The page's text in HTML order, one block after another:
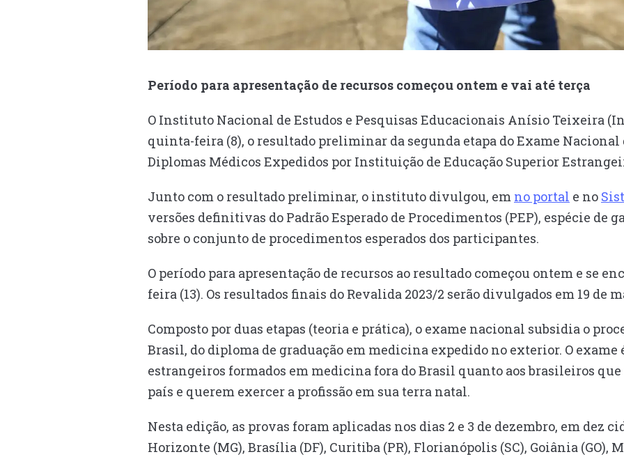
Período para apresentação de recursos começou ontem e vai até terça
O Instituto Nacional de Estudos e Pesquisas Educacionais Anísio Teixeira
quinta-feira (8), o resultado preliminar da segunda etapa do Exame Nacional
Diplomas Médicos Expedidos por Instituição de Educação Superior
Junto com o resultado preliminar, o instituto divulgou, em no portal e no
versões definitivas do Padrão Esperado de Procedimentos (PEP), espécie de
sobre o conjunto de procedimentos esperados dos participantes.
O período para apresentação de recursos ao resultado começou ontem e se
feira (13). Os resultados finais do Revalida 2023/2 serão divulgados em 19 de
Composto por duas etapas (teoria e prática), o exame nacional subsidia o
Brasil, do diploma de graduação em medicina expedido no exterior. O exame
estrangeiros formados em medicina fora do Brasil quanto aos brasileiros
país e querem exercer a profissão em sua terra natal.
Nesta edição, as provas foram aplicadas nos dias 2 e 3 de dezembro, em dez
Horizonte (MG), Brasília (DF), Curitiba (PR), Florianópolis (SC), Goiânia (GO),